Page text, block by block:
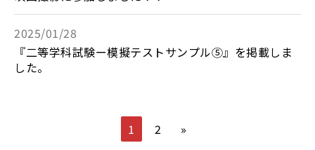
2025/01/28
『二等学科試験ー模擬テストサンプル⑤』を掲載しま
した。
1 2 »